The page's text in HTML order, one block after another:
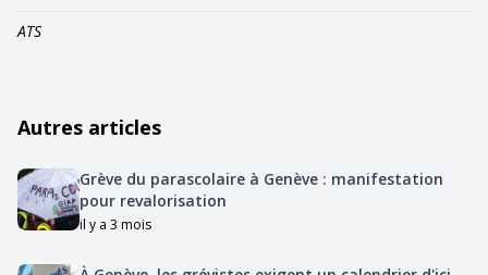
ATS
Autres articles
Grève du parascolaire à Genève : manifestation
pour revalorisation
il y a 3 mois